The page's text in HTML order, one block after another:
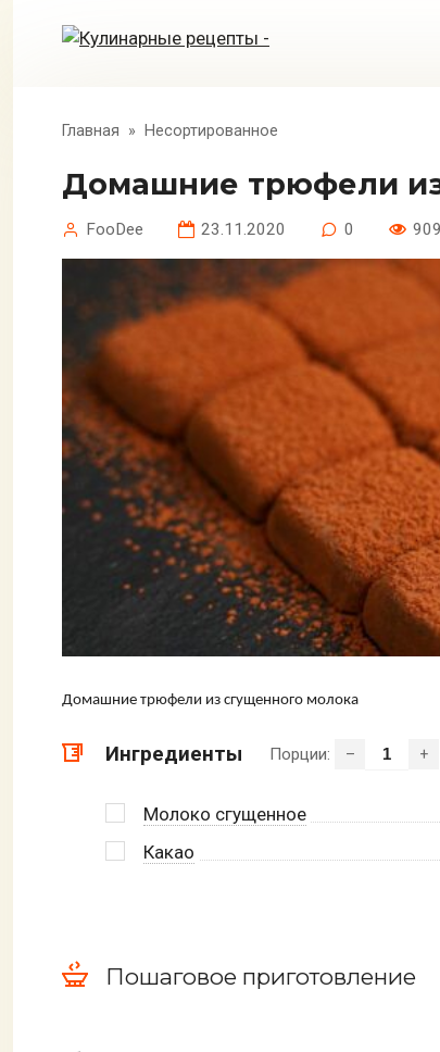
Главная » Несортированное
Домашние трюфели
FooDee 23.11.2020 0 909
Домашние трюфели из сгущенного молока
Ингредиенты Порции: – +
Молоко сгущенное
Какао
Пошаговое приготовление